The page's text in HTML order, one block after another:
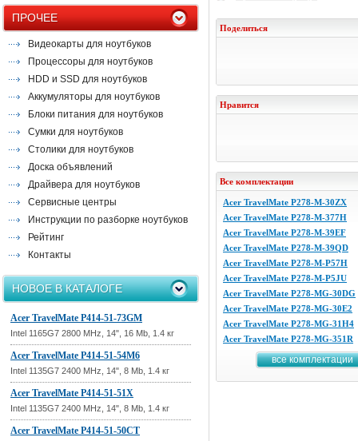
ПРОЧЕЕ
Видеокарты для ноутбуков
Процессоры для ноутбуков
HDD и SSD для ноутбуков
Аккумуляторы для ноутбуков
Блоки питания для ноутбуков
Сумки для ноутбуков
Столики для ноутбуков
Доска объявлений
Драйвера для ноутбуков
Сервисные центры
Инструкции по разборке ноутбуков
Рейтинг
Контакты
НОВОЕ В КАТАЛОГЕ
Acer TravelMate P414-51-73GM
Intel 1165G7 2800 MHz, 14", 16 Mb, 1.4 кг
Acer TravelMate P414-51-54M6
Intel 1135G7 2400 MHz, 14", 8 Mb, 1.4 кг
Acer TravelMate P414-51-51X
Intel 1135G7 2400 MHz, 14", 8 Mb, 1.4 кг
Acer TravelMate P414-51-50CT
Поделиться
Нравится
Все комплектации
Acer TravelMate P278-M-30ZX
Acer TravelMate P278-M-377H
Acer TravelMate P278-M-39EF
Acer TravelMate P278-M-39QD
Acer TravelMate P278-M-P57H
Acer TravelMate P278-M-P5JU
Acer TravelMate P278-MG-30DG
Acer TravelMate P278-MG-30E2
Acer TravelMate P278-MG-31H4
Acer TravelMate P278-MG-351R
все комплектации